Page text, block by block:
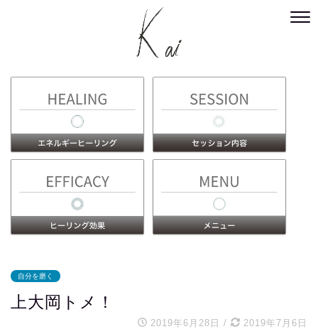
自分を磨く
上大岡トメ！
2019年6月28日 / 2019年7月6日